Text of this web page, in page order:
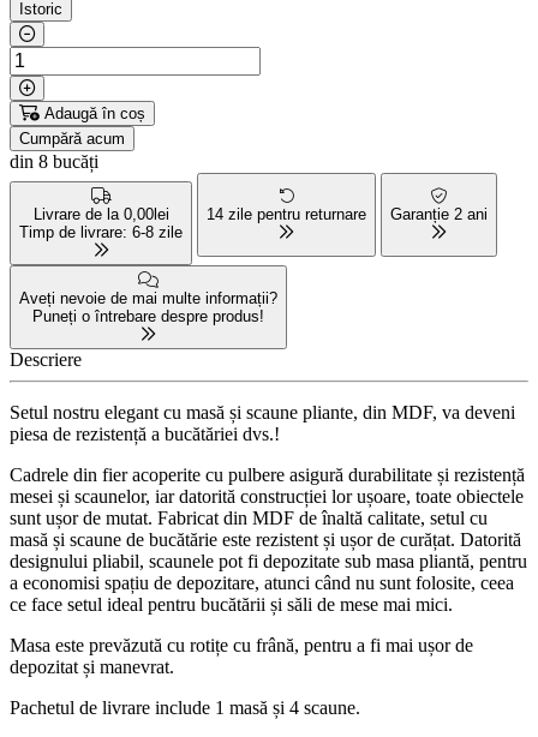
Istoric
Adaugă în coș
Cumpără acum
din 8 bucăți
Livrare de la 0,00lei
Timp de livrare: 6-8 zile
14 zile pentru returnare Garanție 2 ani
Aveți nevoie de mai multe informații?
Puneți o întrebare despre produs!
Descriere
Setul nostru elegant cu masă și scaune pliante, din MDF, va deveni
piesa de rezistență a bucătăriei dvs.!
Cadrele din fier acoperite cu pulbere asigură durabilitate și rezistență
mesei și scaunelor, iar datorită construcției lor ușoare, toate obiectele
sunt ușor de mutat. Fabricat din MDF de înaltă calitate, setul cu
masă și scaune de bucătărie este rezistent și ușor de curățat. Datorită
designului pliabil, scaunele pot fi depozitate sub masa pliantă, pentru
a economisi spațiu de depozitare, atunci când nu sunt folosite, ceea
ce face setul ideal pentru bucătării și săli de mese mai mici.
Masa este prevăzută cu rotițe cu frână, pentru a fi mai ușor de
depozitat și manevrat.
Pachetul de livrare include 1 masă și 4 scaune.